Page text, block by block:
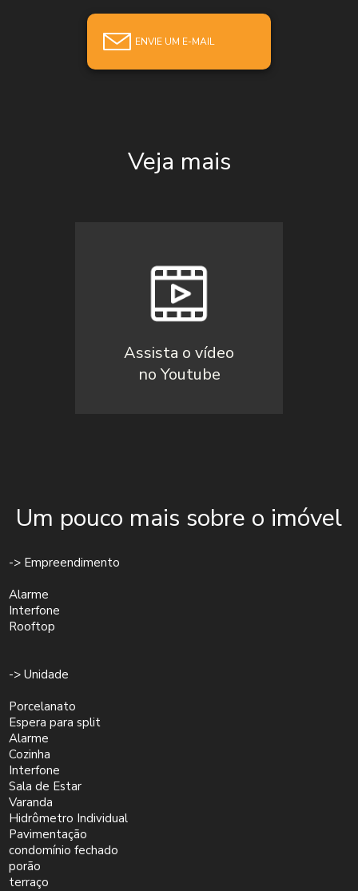
ENVIE UM E-MAIL
Veja mais
Assista o vídeo
no Youtube
Um pouco mais sobre o imóvel
-> Empreendimento
Alarme
Interfone
Rooftop
-> Unidade
Porcelanato
Espera para split
Alarme
Cozinha
Interfone
Sala de Estar
Varanda
Hidrômetro Individual
Pavimentação
condomínio fechado
porão
terraço